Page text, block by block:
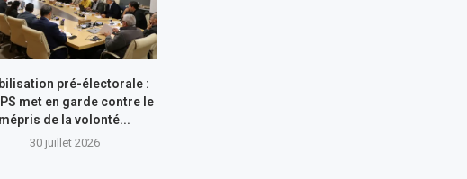
pré-électorale :
met en garde contre le
mépris de la volonté...
30 juillet 2026